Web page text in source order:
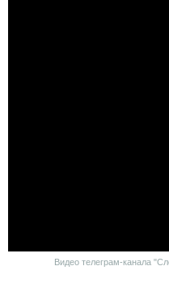
Видео телеграм-канала